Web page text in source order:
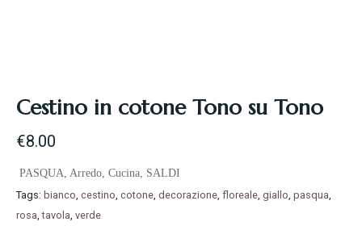
Cestino in cotone Tono su Tono
€8.00
PASQUA, Arredo, Cucina, SALDI
Tags: bianco, cestino, cotone, decorazione, floreale, giallo, pasqua,
rosa,tavola, verde